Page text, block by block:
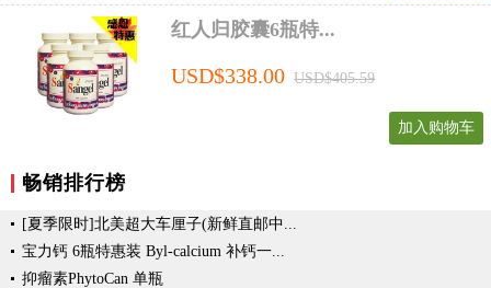
红人归胶囊6瓶特...
USD$338.00 USD$405.59
加入购物车
畅销排行榜
[夏季限时]北美超大车厘子(新鲜直邮中...
宝力钙 6瓶特惠装 Byl-calcium 补钙一...
抑瘤素PhytoCan 单瓶